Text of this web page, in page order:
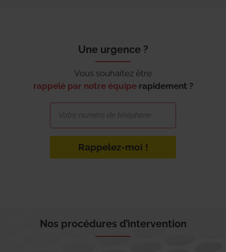
Une urgence ?
Vous souhaitez être
rappelé par notre équipe rapidement ?
Rappelez-moi !
Nos procédures d’intervention